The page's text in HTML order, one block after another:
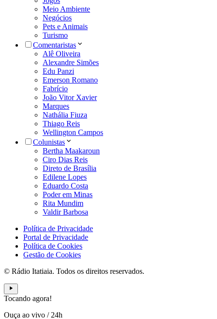
Meio Ambiente
Negócios
Pets e Animais
Turismo
Comentaristas
Alê Oliveira
Alexandre Simões
Edu Panzi
Emerson Romano
Fabrício
João Vitor Xavier
Marques
Nathália Fiuza
Thiago Reis
Wellington Campos
Colunistas
Bertha Maakaroun
Ciro Dias Reis
Direto de Brasília
Edilene Lopes
Eduardo Costa
Poder em Minas
Rita Mundim
Valdir Barbosa
Política de Privacidade
Portal de Privacidade
Política de Cookies
Gestão de Cookies
© Rádio Itatiaia. Todos os direitos reservados.
Tocando agora!
Ouça ao vivo / 24h